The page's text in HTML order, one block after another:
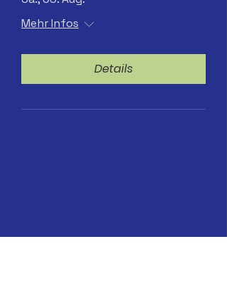
Mehr Infos
Details